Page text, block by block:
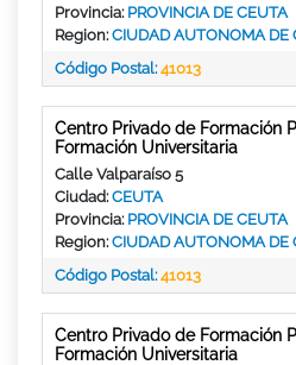
Provincia: PROVINCIA DE CEUTA
Region:CIUDAD AUTONOMA DE
Código Postal:41013
Centro Privado de Formación
Formación Universitaria
Calle Valparaíso 5
Ciudad:CEUTA
Provincia: PROVINCIA DE CEUTA
Region:CIUDAD AUTONOMA DE
Código Postal:41013
Centro Privado de Formación
Formación Universitaria